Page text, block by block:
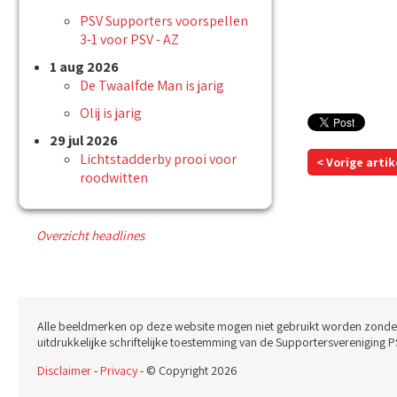
PSV Supporters voorspellen
3-1 voor PSV - AZ
1 aug 2026
De Twaalfde Man is jarig
Olij is jarig
29 jul 2026
Lichtstadderby prooi voor
roodwitten
Overzicht headlines
< Vorige
Alle beeldmerken op deze website mogen niet gebruikt worden
uitdrukkelijke schriftelijke toestemming van de Supportersvereniging
Disclaimer-Privacy- © Copyright 2026